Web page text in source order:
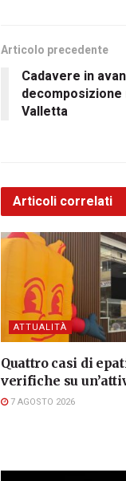
Articolo precedente
Cadavere in
Valletta
Articoli correlati
ATTUALITÀ
Quattro casi di
verifiche su
7 AGOSTO 2026